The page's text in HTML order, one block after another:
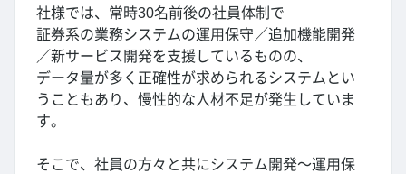
社様では、常時30名前後の社員体制で
証券系の業務システムの運用保守／追加機能開発
／新サービス開発を支援しているものの、
データ量が多く正確性が求められるシステムとい
うこともあり、慢性的な人材不足が発生していま
す。
そこで、社員の方々と共にシステム開発～運用保